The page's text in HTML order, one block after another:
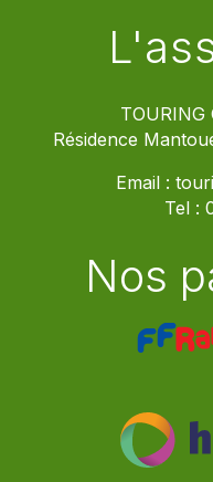
TOURING
Résidence
Email :
Tel :
Nos